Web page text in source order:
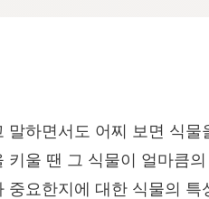
말하면서도 어찌 보면 식
울 땐 그 식물이 얼마큼
중요한지에 대한 식물의